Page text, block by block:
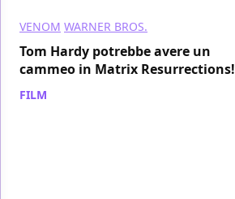
VENOM WARNER BROS.
Tom Hardy potrebbe avere un
cammeo in Matrix Resurrections!
FILM